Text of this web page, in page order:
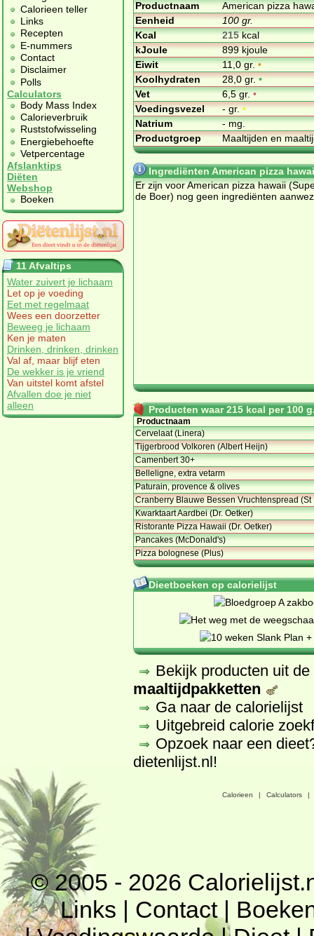
Calorieen teller
Links
Recepten
E-nummers
Contact
Disclaimer
Polls
Calculators
Body Mass Index
Calorieverbruik
Ruststofwisseling
Energiebehoefte
Vetpercentage
Afslanktips
Diëten
Webshop
Boeken
11 Afvaltips
Water zuivert je lichaam
Let op je voeding
Eet met regelmaat
Wees een doorzetter
Beweeg je lichaam
Ken je maten
Drinken, drinken, drinken
Val af, maar blijf eten
De wekker is je vriend
Van uitstel komt afstel
Afvallen doe je niet
alleen
Productnaam
American pizza
Eenheid
100 gr.
Kcal
215kcal
kJoule
899 kjoule
Eiwit
11,0 gr.•
Koolhydraten
28,0 gr.•
Vet
6,5 gr.•
Voedingsvezel
- gr.•
Natrium
- mg.
Productgroep
Maaltijden en
Ingrediënten American pizza
Er zijn voor American pizza hawaii
de Boer) nog geen ingrediënten
Producten waar 215 kcal per 100
Productnaam
Cervelaat (Linera)
Tijgerbrood Volkoren (Albert Heijn)
Camenbert 30+
Belleligne, extra vetarm
Paturain, provence & olives
Cranberry Blauwe Bessen Vruchtenspread (St
Kwarktaart Aardbei (Dr. Oetker)
Ristorante Pizza Hawaii (Dr. Oetker)
Pancakes (McDonald's)
Pizza bolognese (Plus)
Dieetboeken op calorielijst
Bekijk producten uit
maaltijdpakketten
Ga naar de calorielijst
Uitgebreid calorie
Opzoek naar een
dietenlijst.nl!
Calorieen | Calculators |
© 2005 - 2026
Links | Contact|